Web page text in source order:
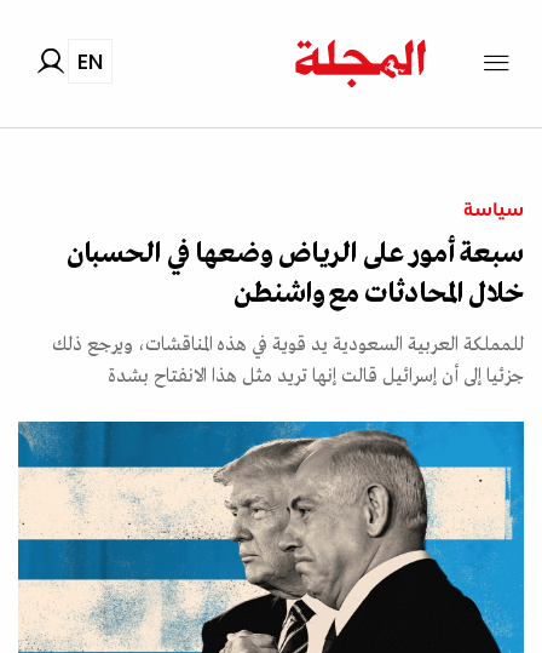
EN
سياسة
سبعة أمور على الرياض وضعها في الحسبان
خلال المحادثات مع واشنطن
للمملكة العربية السعودية يد قوية في هذه المناقشات، ويرجع ذلك
جزئيا إلى أن إسرائيل قالت إنها تريد مثل هذا الانفتاح بشدة